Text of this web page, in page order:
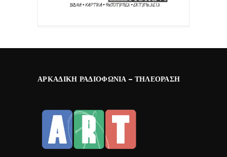
ΑΡΚΑΔΙΚΉ ΡΑΔΙΟΦΩΝΊΑ – ΤΗΛΕΌΡΑΣΗ